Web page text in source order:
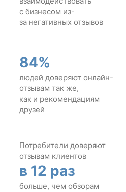
с бизнесом из-
за негативных отзывов
84%
людей доверяют онлайн-
отзывам так же,
как и рекомендациям
друзей
Потребители доверяют
отзывам клиентов
в 12 раз
больше, чем обзорам